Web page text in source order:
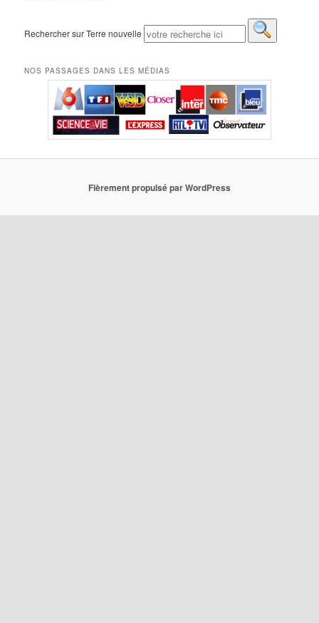
Rechercher sur Terre nouvelle
NOS PASSAGES DANS LES MÉDIAS
Fièrement propulsé par WordPress